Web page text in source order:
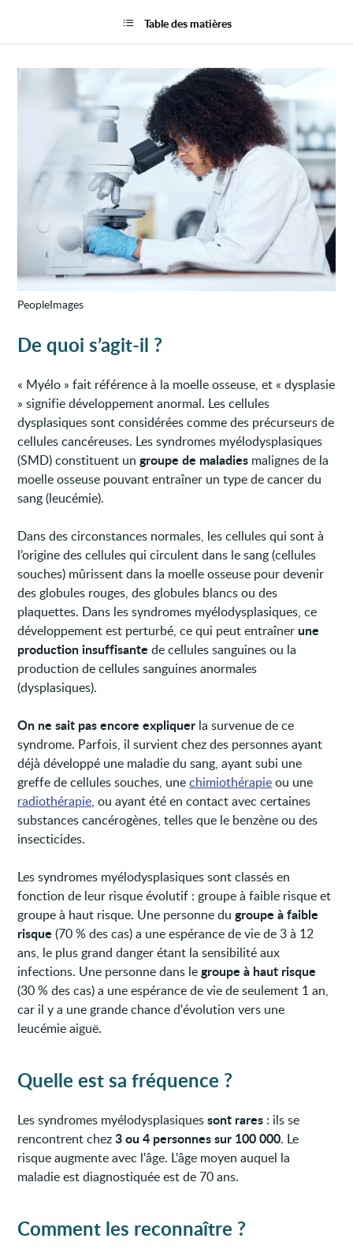
PeopleImages
De quoi s’agit-il ?
« Myélo » fait référence à la moelle osseuse, et « dysplasie
» signifie développement anormal. Les cellules
dysplasiques sont considérées comme des précurseurs de
cellules cancéreuses. Les syndromes myélodysplasiques
(SMD) constituent ungroupe de maladies malignes de la
moelle osseuse pouvant entraîner un type de cancer du
sang (leucémie).
Dans des circonstances normales, les cellules qui sont à
l’origine des cellules qui circulent dans le sang (cellules
souches) mûrissent dans la moelle osseuse pour devenir
des globules rouges, des globules blancs ou des
plaquettes. Dans les syndromes myélodysplasiques, ce
développement est perturbé, ce qui peut entraîner une
production insuffisante de cellules sanguines ou la
production de cellules sanguines anormales
(dysplasiques).
On ne sait pas encore expliquer la survenue de ce
syndrome. Parfois, il survient chez des personnes ayant
déjà développé une maladie du sang, ayant subi une
greffe de cellules souches, unechimiothérapieou une
radiothérapie, ou ayant été en contact avec certaines
substances cancérogènes, telles que le benzène ou des
insecticides.
Les syndromes myélodysplasiques sont classés en
fonction de leur risque évolutif : groupe à faible risque et
groupe à haut risque. Une personne dugroupe à faible
risque (70 % des cas) a une espérance de vie de 3 à 12
ans, le plus grand danger étant la sensibilité aux
infections. Une personne dans legroupe à haut risque
(30 % des cas) a une espérance de vie de seulement 1 an,
car il y a une grande chance d'évolution vers une
leucémie aiguë.
Quelle est sa fréquence ?
Les syndromes myélodysplasiquessont rares : ils se
rencontrent chez3 ou 4 personnes sur 100 000. Le
risque augmente avec l'âge. L'âge moyen auquel la
maladie est diagnostiquée est de 70 ans.
Comment les reconnaître ?
Table des matières